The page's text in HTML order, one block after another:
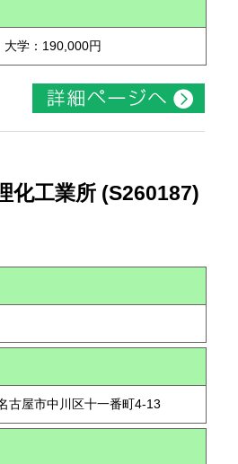
学：190,000円
化工業所 (S260187)
屋市中川区十一番町4-13